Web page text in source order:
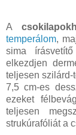
A
temperálom,
sima
elkezdjen
teljesen szilárd-
7,5 cm-es
ezeket
teljesen
strukúrafóliát a